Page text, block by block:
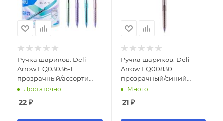
Ручка шариков. Deli
Arrow EQ03036-1
прозрачный/ассорти
d=0.7мм син. черн. (1шт)
Достаточно
22 ₽
Ручка шариков. Deli
Arrow EQ00830
прозрачный/синий
d=0.5мм син. черн.
Много
21₽